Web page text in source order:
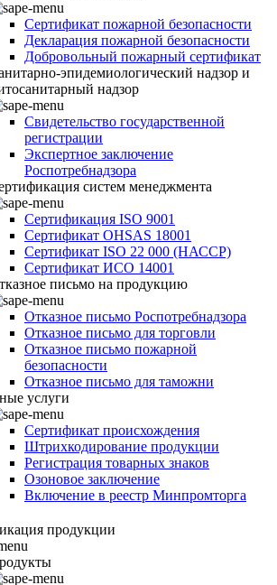
Сертификат пожарной безопасности
Декларация пожарной безопасности
Добровольный пожарный сертификат
эпидемиологический надзор и
надзор
Свидетельство государственной
регистрации
Экспертное заключение
Роспотребнадзора
систем менеджмента
Сертификация ISO 9001
Сертификат OHSAS 18001
Сертификат ISO 22 000 (НАССР)
Сертификат ИСО 14001
письмо на продукцию
Отказное письмо Роспотребнадзора
Отказное письмо для торговли
Отказное письмо пожарной
безопасности
Отказное письмо для таможни
услуги
Сертификат происхождения
Штрихкодирование продукции
Регистрация товарных знаков
Озоновое заключение
Включение в реестр Минпромторга
продукции